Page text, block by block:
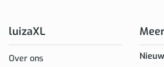
luizaXL
Over ons